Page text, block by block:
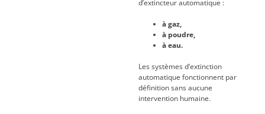
d’extincteur automatique :
à gaz,
à poudre,
à eau.
Les systèmes d’extinction
automatique fonctionnent par
définition sans aucune
intervention humaine.